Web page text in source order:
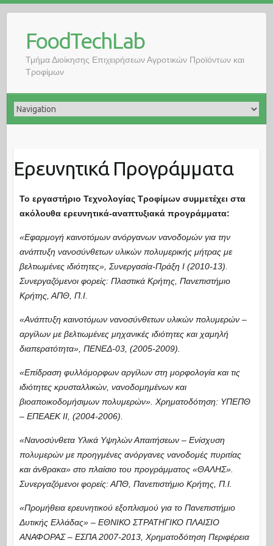
FoodTechLab
Τμήμα Διοίκησης Επιχειρήσεων Αγροτικών Προϊόντων και
Τροφίμων
Ερευνητικά Προγράμματα
Το εργαστήριο Τεχνολογίας Τροφίμων συμμετέχει στα
ακόλουθα ερευνητικά-αναπτυξιακά προγράμματα:
«Εφαρμογή καινοτόμων ανόργανων νανοδομών για την
ανάπτυξη νανοσύνθετων υλικών πολυμερικής μήτρας με
βελτιωμένες ιδιότητες», Συνεργασία-Πράξη Ι (2010-13).
Συνεργαζόμενοι φορείς: Πλαστικά Κρήτης, Πανεπιστήμιο
Κρήτης, ΑΠΘ, Π.Ι.
«Ανάπτυξη καινοτόμων νανοσύνθετων υλικών πολυμερών –
αργίλων με βελτιωμένες μηχανικές ιδιότητες και χαμηλή
διαπερατότητα», ΠΕΝΕΔ-03, (2005-2009).
«Επίδραση φυλλόμορφων αργίλων στη μορφολογία και τις
ιδιότητες κρυσταλλικών, νανοδομημένων και
βιοαποικοδομήσιμων πολυμερών». Xρηματοδότηση: YΠΕΠΘ
– ΕΠΕΑΕΚ ΙΙ, (2004-2006).
«Νανοσύνθετα Υλικά Υψηλών Απαιτήσεων – Ενίσχυση
πολυμερών με προηγμένες ανόργανες νανοδομές πυριτίας
και άνθρακα» στο πλαίσιο του προγράμματος «ΘΑΛΗΣ».
Συνεργαζόμενοι φορείς: ΑΠΘ, Πανεπιστήμιο Κρήτης, Π.Ι.
«Προμήθεια ερευνητικού εξοπλισμού για το Πανεπιστήμιο
Δυτικής Ελλάδας» – ΕΘΝΙΚΟ ΣΤΡΑΤΗΓΙΚΟ ΠΛΑΙΣΙΟ
ΑΝΑΦΟΡΑΣ – ΕΣΠΑ 2007-2013, Χρηματοδότηση Περιφέρεια